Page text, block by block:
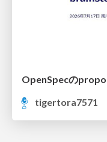
tigertora7571